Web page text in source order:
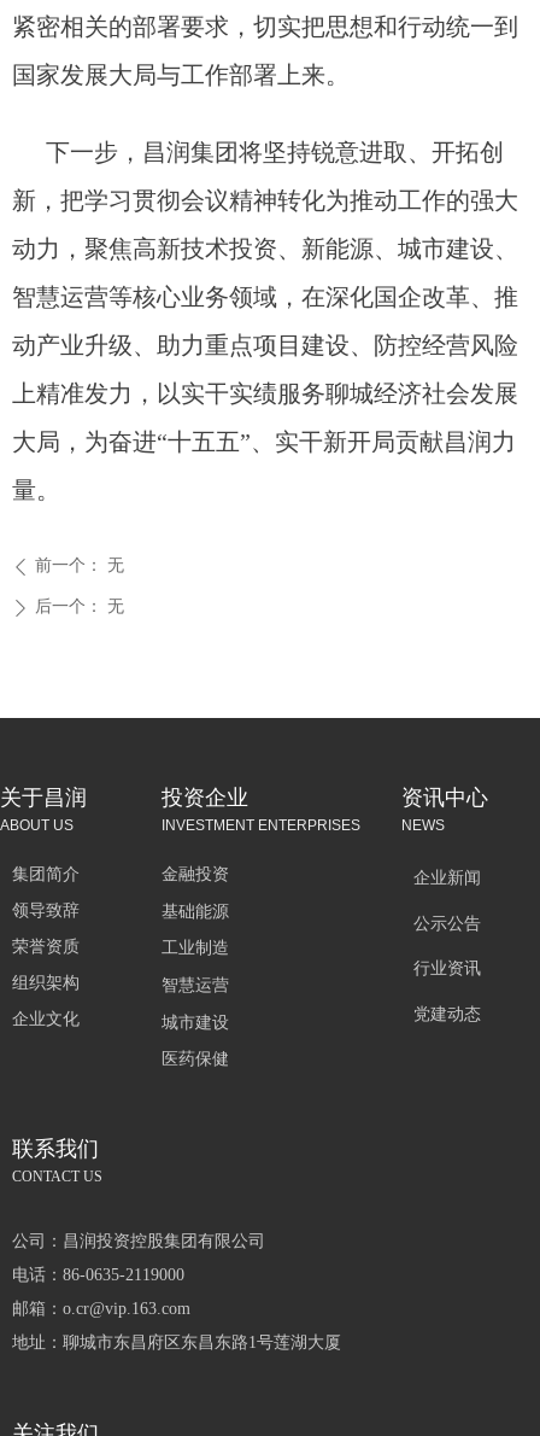
紧密相关的部署要求，切实把思想和行动统一到
国家发展大局与工作部署上来。
下一步，昌润集团将坚持锐意进取、开拓创
新，把学习贯彻会议精神转化为推动工作的强大
动力，聚焦高新技术投资、新能源、城市建设、
智慧运营等核心业务领域，在深化国企改革、推
动产业升级、助力重点项目建设、防控经营风险
上精准发力，以实干实绩服务聊城经济社会发展
大局，为奋进“十五五”、实干新开局贡献昌润力
量。
ꄴ 前一个： 无
ꄲ 后一个： 无
联系我们
CONTACT US
公司： 昌润投资控股集团有限公司
电话： 86-0635-2119000
邮箱： o.cr@vip.163.com
地址： 聊城市东昌府区东昌东路1号莲湖大厦
关于昌润
ABOUT US
集团简介
领导致辞
荣誉资质
组织架构
企业文化
投资企业
INVESTMENT ENTERPRISES
金融投资
基础能源
工业制造
智慧运营
城市建设
医药保健
资讯中心
NEWS
企业新闻
公示公告
行业资讯
党建动态